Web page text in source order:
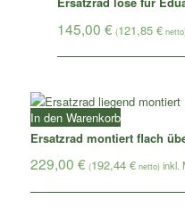
145,00 € (121,85 €
Ersatzrad montiert flach
229,00€ (192,44€ netto)
In den Warenkorb